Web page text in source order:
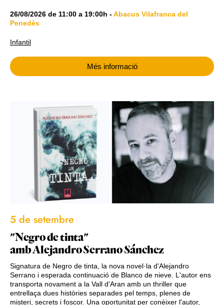
26/08/2026 de 11:00 a 19:00h -Abacus Vilafranca del
Penedès
Infantil
Més informació
5 de setembre
"Negro de tinta"
amb Alejandro Serrano Sánchez
Signatura de Negro de tinta, la nova novel·la d'Alejandro
Serrano i esperada continuació de Blanco de nieve. L'autor ens
transporta novament a la Vall d'Aran amb un thriller que
entrellaça dues històries separades pel temps, plenes de
misteri, secrets i foscor. Una oportunitat per conèixer l'autor,